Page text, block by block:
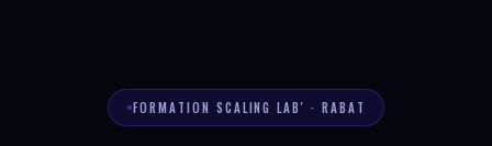
FORMATION SCALING LAB' · RABAT